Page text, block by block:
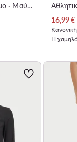
Μπουφάν για τρέξιμο · Μαύρο
16,99€
Η